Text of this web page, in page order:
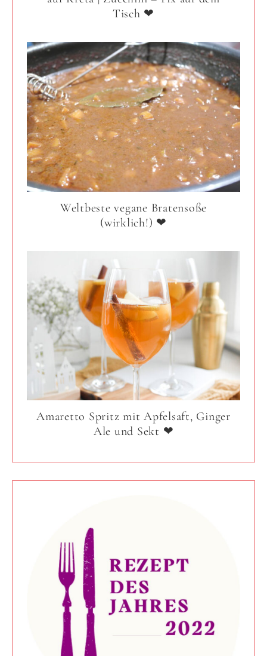
Tisch ❤
Weltbeste vegane Bratensoße
(wirklich!) ❤
Amaretto Spritz mit Apfelsaft, Ginger
Ale und Sekt ❤